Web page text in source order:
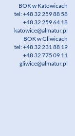
BOK w Katowicach
tel: +48 32 259 88 58
+48 32 259 64 18
katowice@almatur.pl
BOK w Gliwicach
tel: +48 32 231 88 19
+48 32 775 09 11
gliwice@almatur.pl